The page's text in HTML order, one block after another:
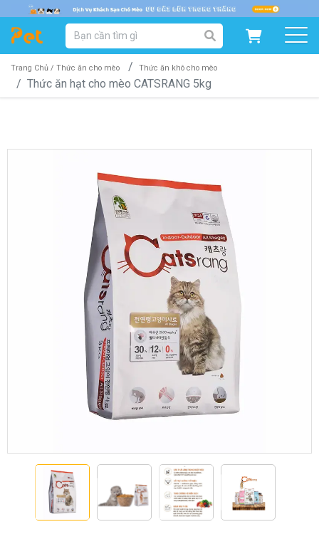
DANH MỤC SẢN PHẨM
SẢN PHẨM DÀNH CHO MÈO SẢN PHẨM DÀNH CHO CHÓ
Khách sạn chó mèo Spa chó mèo
Dịch vụ cắt tỉa lông chó
mèo
Dịch vụ huấn luyện chó
Trang Chủ / Thức ăn cho mèo Thức ăn khô cho mèo
Thức ăn hạt cho mèo CATSRANG 5kg